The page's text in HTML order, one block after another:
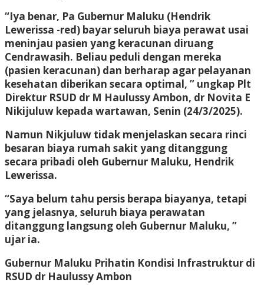
“Iya benar, Pa Gubernur Maluku (Hendrik
Lewerissa -red) bayar seluruh biaya perawat usai
meninjau pasien yang keracunan diruang
Cendrawasih. Beliau peduli dengan mereka
(pasien keracunan) dan berharap agar pelayanan
kesehatan diberikan secara optimal, ” ungkap Plt
Direktur RSUD dr M Haulussy Ambon, dr Novita E
Nikijuluw kepada wartawan, Senin (24/3/2025).
Namun Nikjuluw tidak menjelaskan secara rinci
besaran biaya rumah sakit yang ditanggung
secara pribadi oleh Gubernur Maluku, Hendrik
Lewerissa.
“Saya belum tahu persis berapa biayanya, tetapi
yang jelasnya, seluruh biaya perawatan
ditanggung langsung oleh Gubernur Maluku, ”
ujar ia.
Gubernur Maluku Prihatin Kondisi Infrastruktur di
RSUD dr Haulussy Ambon